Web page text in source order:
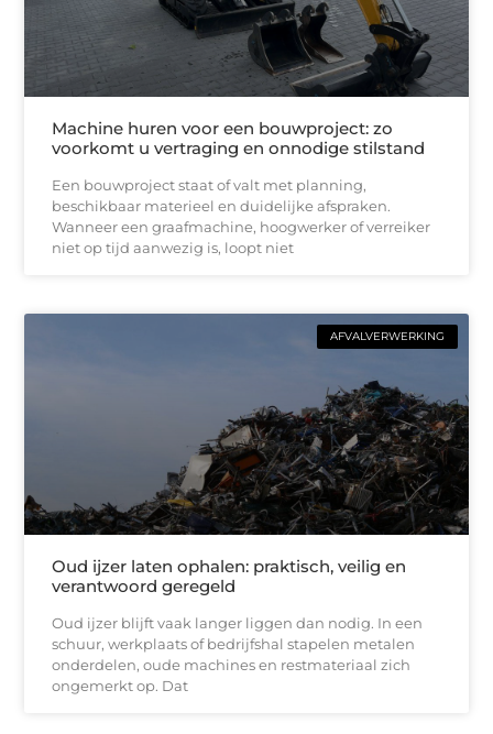
Machine huren voor een bouwproject: zo
voorkomt u vertraging en onnodige stilstand
Een bouwproject staat of valt met planning,
beschikbaar materieel en duidelijke afspraken.
Wanneer een graafmachine, hoogwerker of verreiker
niet op tijd aanwezig is, loopt niet
AFVALVERWERKING
Oud ijzer laten ophalen: praktisch, veilig en
verantwoord geregeld
Oud ijzer blijft vaak langer liggen dan nodig. In een
schuur, werkplaats of bedrijfshal stapelen metalen
onderdelen, oude machines en restmateriaal zich
ongemerkt op. Dat